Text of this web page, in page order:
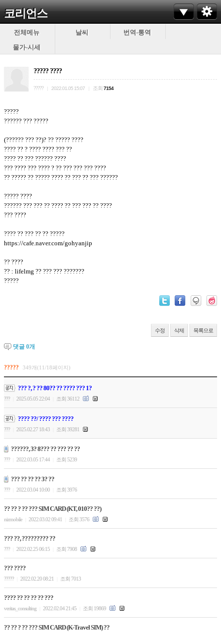
코리언스
전체메뉴 날씨
번역-통역
물가-시세
????? ????
????? 2022.01.05 15:07 조회 7154
?????
?????? ??? ?????
(?????? ??? ??)? ?? ????? ????
???? ?? ? ???? ???? ??? ??
???? ?? ??? ?????? ????
??? ???? ??? ???? ? ?? ??? ??? ??? ????
?? ????? ?? ????? ???? ?? ??? ?? ??? ??????
????? ????
?????? ??? ??? ?? ???? ?? ??? ??? ?? ????
??? ????
???? ?? ??? ?? ?? ?????
https://cafe.naver.com/gohyanjip
?? ????
?? : lifelmg ?? ??? ??? ???????
?????
수정 삭제 목록으로
댓글 0개
????? 349개(11/18페이지)
??? ?, ? ?? 80?? ?? ???? ??? 1?
??? 2025.05.05 22:04 조회 36112
???? ??/ ???? ??? ????
??? 2025.02.27 18:43 조회 39281
??????, 3? 8??? ?? ??? ?? ??
??? 2022.03.05 17:44 조회 5239
??? ?? ?? ?? 3? ??
??? 2022.03.04 10:00 조회 3976
?? ?? ? ?? ??? SIM CARD (KT, 010?? ??)
nizmobile 2022.03.02 09:41 조회 3576
??? ??, ????????? ??
??? 2022.02.25 06:15 조회 7908
??? ????
????? 2022.02.20 08:21 조회 7013
???? ?? ?? ?? ?? ???
veritas_consulting 2022.02.04 21:45 조회 19869
?? ?? ? ?? ??? SIM CARD (K-Travel SIM) ??